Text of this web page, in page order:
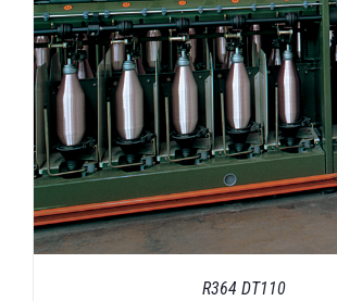
R364 DT110